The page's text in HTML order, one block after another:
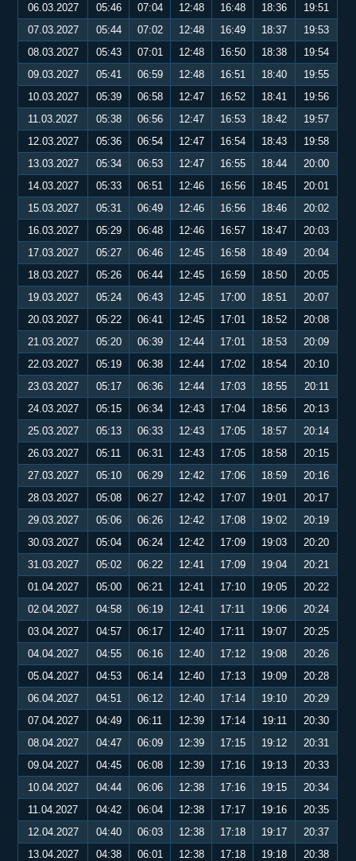
06.03.2027
05:46 07:04 12:48 16:48 18:36
19:51
07.03.2027
05:44 07:02 12:48 16:49 18:37
19:53
08.03.2027
05:43 07:01 12:48 16:50 18:38
19:54
09.03.2027
05:41 06:59 12:48 16:51 18:40
19:55
10.03.2027
05:39 06:58 12:47 16:52 18:41
19:56
11.03.2027
05:38 06:56 12:47 16:53 18:42
19:57
12.03.2027
05:36 06:54 12:47 16:54 18:43
19:58
13.03.2027
05:34 06:53 12:47 16:55 18:44
20:00
14.03.2027
05:33 06:51 12:46 16:56 18:45
20:01
15.03.2027
05:31 06:49 12:46 16:56 18:46
20:02
16.03.2027
05:29 06:48 12:46 16:57 18:47
20:03
17.03.2027
05:27 06:46 12:45 16:58 18:49
20:04
18.03.2027
05:26 06:44 12:45 16:59 18:50
20:05
19.03.2027
05:24 06:43 12:45 17:00 18:51
20:07
20.03.2027
05:22 06:41 12:45 17:01 18:52
20:08
21.03.2027
05:20 06:39 12:44 17:01 18:53
20:09
22.03.2027
05:19 06:38 12:44 17:02 18:54
20:10
23.03.2027
05:17 06:36 12:44 17:03 18:55
20:11
24.03.2027
05:15 06:34 12:43 17:04 18:56
20:13
25.03.2027
05:13 06:33 12:43 17:05 18:57
20:14
26.03.2027
05:11 06:31 12:43 17:05 18:58
20:15
27.03.2027
05:10 06:29 12:42 17:06 18:59
20:16
28.03.2027
05:08 06:27 12:42 17:07 19:01
20:17
29.03.2027
05:06 06:26 12:42 17:08 19:02
20:19
30.03.2027
05:04 06:24 12:42 17:09 19:03
20:20
31.03.2027
05:02 06:22 12:41 17:09 19:04
20:21
01.04.2027
05:00 06:21 12:41 17:10 19:05
20:22
02.04.2027
04:58 06:19 12:41 17:11 19:06
20:24
03.04.2027
04:57 06:17 12:40 17:11 19:07
20:25
04.04.2027
04:55 06:16 12:40 17:12 19:08
20:26
05.04.2027
04:53 06:14 12:40 17:13 19:09
20:28
06.04.2027
04:51 06:12 12:40 17:14 19:10
20:29
07.04.2027
04:49 06:11 12:39 17:14 19:11
20:30
08.04.2027
04:47 06:09 12:39 17:15 19:12
20:31
09.04.2027
04:45 06:08 12:39 17:16 19:13
20:33
10.04.2027
04:44 06:06 12:38 17:16 19:15
20:34
11.04.2027
04:42 06:04 12:38 17:17 19:16
20:35
12.04.2027
04:40 06:03 12:38 17:18 19:17
20:37
13.04.2027
04:38 06:01 12:38 17:18 19:18 20:38